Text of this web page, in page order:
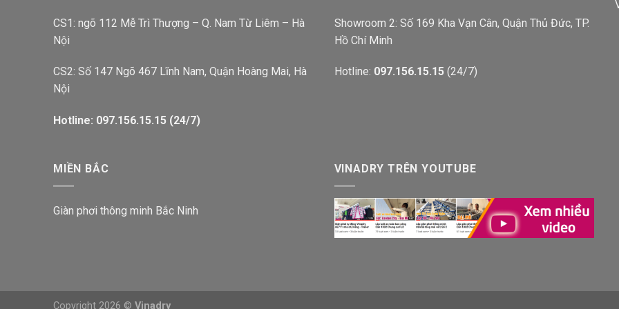
CS1: ngõ 112 Mễ Trì Thượng – Q. Nam Từ Liêm – Hà
Nội
CS2: Số 147 Ngõ 467 Lĩnh Nam, Quận Hoàng Mai, Hà
Nội
Hotline: 097.156.15.15 (24/7)
Showroom 2: Số 169 Kha Vạn Cân, Quận Thủ Đức, TP.
Hồ Chí Minh
Hotline: 097.156.15.15 (24/7)
MIỀN BẮC
Giàn phơi thông minh Bắc Ninh
VINADRY TRÊN YOUTUBE
Copyright 2026 © Vinadry